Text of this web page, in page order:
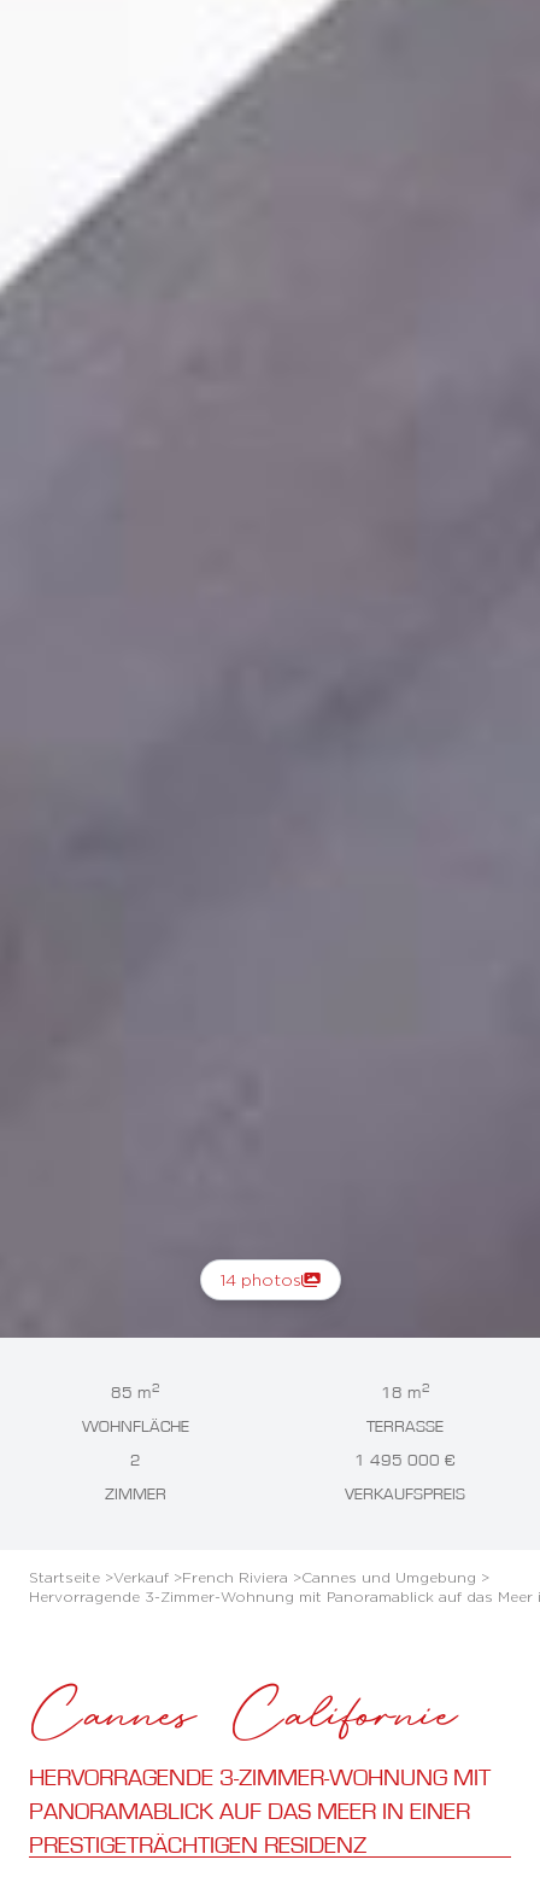
14 photos
85 m2
WOHNFLÄCHE
18 m2
TERRASSE
2
ZIMMER
1 495 000 €
VERKAUFSPREIS
Startseite >Verkauf >French Riviera >Cannes und Umgebung >
Hervorragende 3-Zimmer-Wohnung mit Panoramablick auf das
Cannes Californie
HERVORRAGENDE 3-ZIMMER-WOHNUNG MIT
PANORAMABLICK AUF DAS MEER IN EINER
PRESTIGETRÄCHTIGEN RESIDENZ